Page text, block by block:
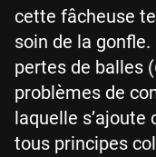
cette fâcheuse
soin de la
pertes de balles
problèmes de
laquelle s’ajoute
tous principes